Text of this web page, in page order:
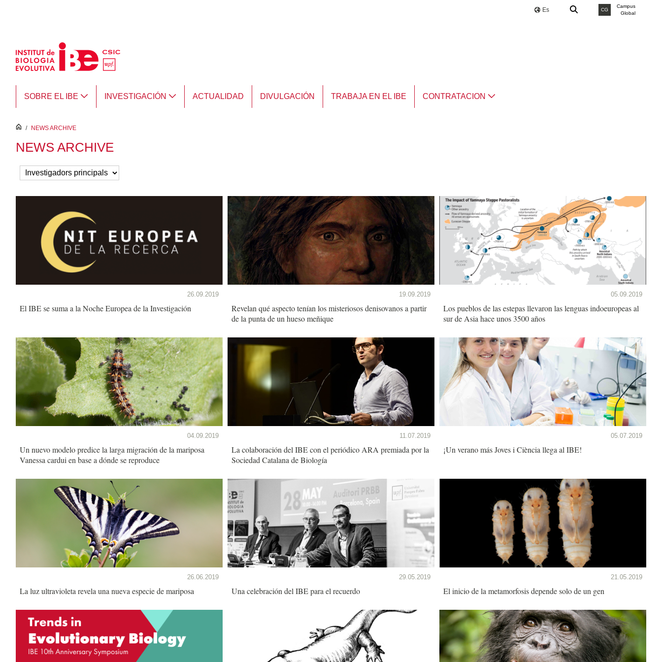
Es CG
Campus
Global
SOBRE EL IBE INVESTIGACIÓN ACTUALIDAD DIVULGACIÓN TRABAJA EN EL IBE CONTRATACION
inici
/ NEWS ARCHIVE
NEWS ARCHIVE
26.09.2019
El IBE se suma a la Noche Europea de la Investigación
19.09.2019
Revelan qué aspecto tenían los misteriosos denisovanos a partir
de la punta de un hueso meñique
05.09.2019
Los pueblos de las estepas llevaron las lenguas indoeuropeas al
sur de Asia hace unos 3500 años
04.09.2019
Un nuevo modelo predice la larga migración de la mariposa
Vanessa cardui en base a dónde se reproduce
11.07.2019
La colaboración del IBE con el periódico ARA premiada por la
Sociedad Catalana de Biología
05.07.2019
¡Un verano más Joves i Ciència llega al IBE!
26.06.2019
La luz ultravioleta revela una nueva especie de mariposa
29.05.2019
Una celebración del IBE para el recuerdo
21.05.2019
El inicio de la metamorfosis depende solo de un gen